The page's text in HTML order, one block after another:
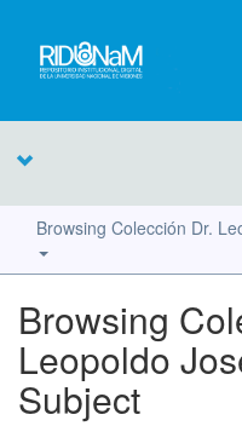
Browsing Colección Dr.
Browsing
Leopoldo
Subject